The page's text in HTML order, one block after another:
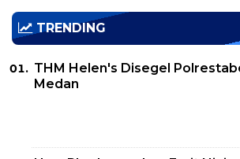
TRENDING
THM Helen's Disegel
Medan